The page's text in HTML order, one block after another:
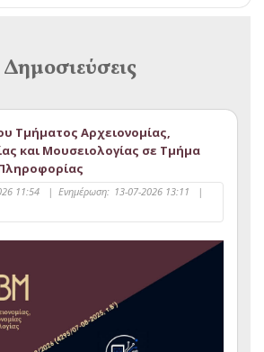
Τμήματος Αρχειονομίας,
και Μουσειολογίας σε Τμήμα
11:54 | Ενημέρωση: 13-07-2026 13:11
|